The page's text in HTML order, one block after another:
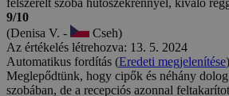
9/10
(Denisa V. -
Cseh)
Az értékelés létrehozva: 13. 5. 2024
Automatikus fordítás (Eredeti megjelenítése)
Meglepődtünk, hogy cipők és néhány
szobában, de a recepciós azonnal